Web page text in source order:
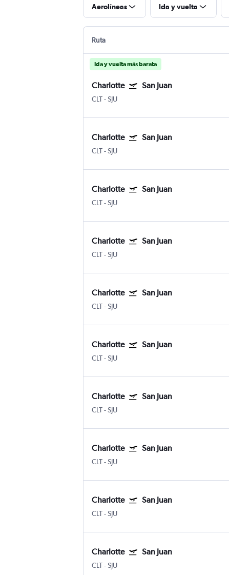
Aerolíneas Ida y vuelta
Ruta
Ida y vuelta más barata
Charlotte San Juan
CLT-SJU
Charlotte San Juan
CLT-SJU
Charlotte San Juan
CLT-SJU
Charlotte San Juan
CLT-SJU
Charlotte San Juan
CLT-SJU
Charlotte San Juan
CLT-SJU
Charlotte San Juan
CLT-SJU
Charlotte San Juan
CLT-SJU
Charlotte San Juan
CLT-SJU
Charlotte San Juan
CLT-SJU